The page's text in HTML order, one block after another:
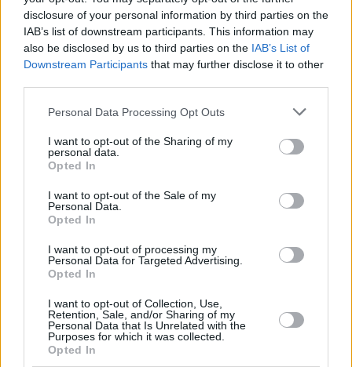
disclosure of your personal information by third parties on the
IAB’s list of downstream participants. This information may
also be disclosed by us to third parties on the IAB’s List of
Downstream Participants that may further disclose it to other
Please note that this website/app uses one or more Google
not limited to your visit or usage behaviour. You may click to
grant or deny consent to Google and its third-party tags to
use your data for below specified purposes in below Google
consent section.
Personal Data Processing Opt Outs
I want to opt-out of the Sharing of my
personal data.
Opted In
I want to opt-out of the Sale of my
Personal Data.
Opted In
I want to opt-out of processing my
Personal Data for Targeted Advertising.
Opted In
I want to opt-out of Collection, Use,
Retention, Sale, and/or Sharing of my
Personal Data that Is Unrelated with the
Purposes for which it was collected.
Opted In
Γλυφάδα: Νέος παιδότοπος και πολυχώρος